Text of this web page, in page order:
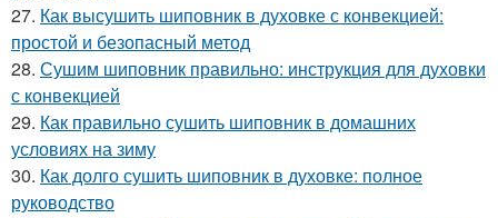
27. Как высушить шиповник в духовке с конвекцией:
простой и безопасный метод
28. Сушим шиповник правильно: инструкция для духовки
с конвекцией
29. Как правильно сушить шиповник в домашних
условиях на зиму
30. Как долго сушить шиповник в духовке: полное
руководство